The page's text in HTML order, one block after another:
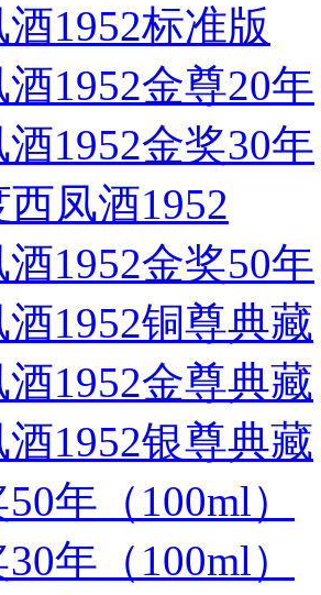
1952标准版
1952金尊20年
1952金奖30年
西凤酒1952
1952金奖50年
1952铜尊典藏
1952金尊典藏
1952银尊典藏
年（100ml）
年（100ml）